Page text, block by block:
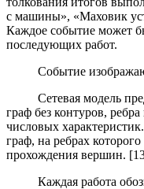
с машины», «Маховик
Каждое событие может
последующих работ.
Событие изображают
Сетевая модель
граф без контуров,
числовых
граф, на ребрах
прохождения вершин.
Каждая работа